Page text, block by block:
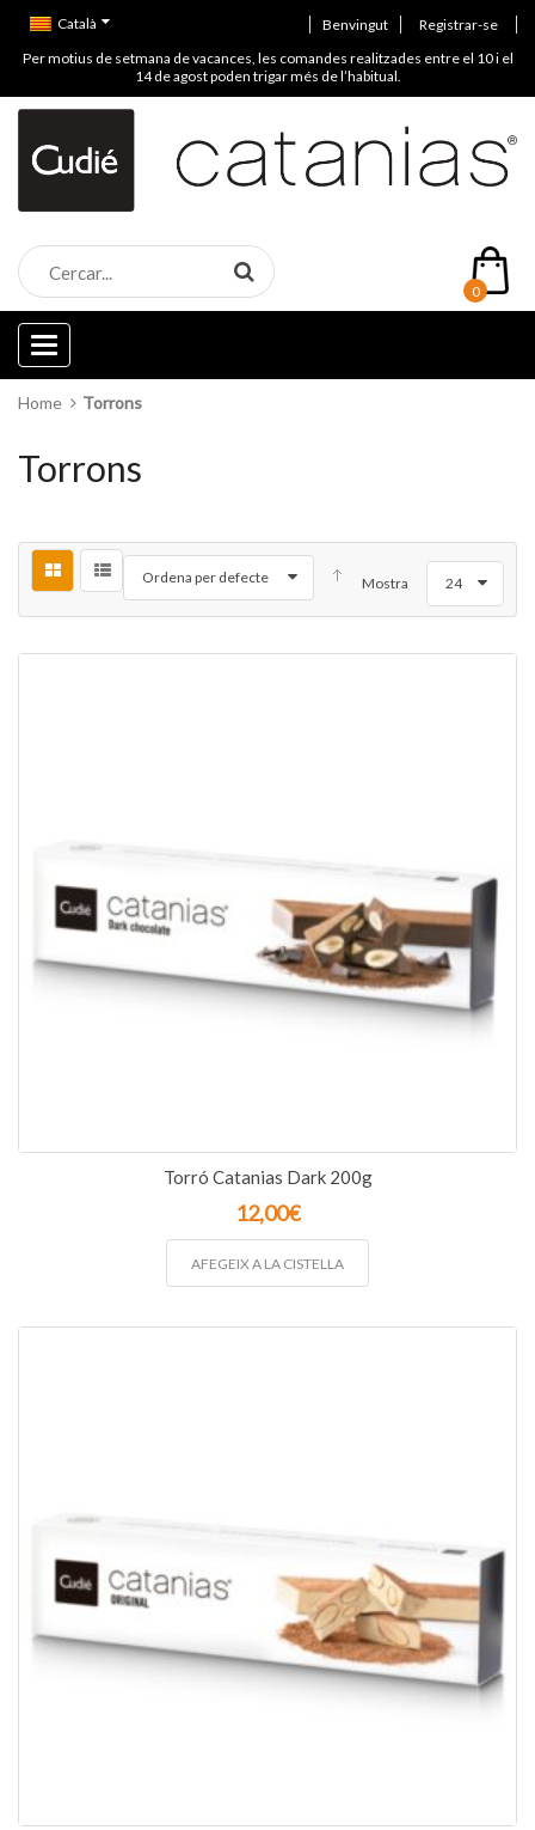
Benvingut Registrar-se
Català
Per motius de setmana de vacances, les comandes realitzades entre el 10 i el
14 de agost poden trigar més de l’habitual.
0
Categories
Home Torrons
Torrons
Ordena per defecte Mostra 24
Torró Catanias Dark 200g
12,00€
AFEGEIX A LA CISTELLA